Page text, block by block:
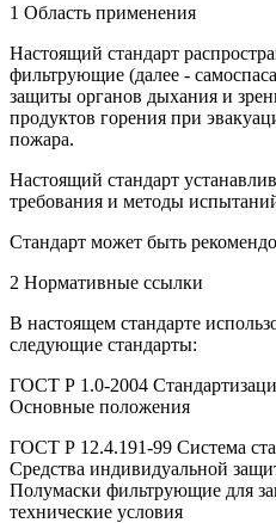
1 Область применения
Настоящий стандарт
фильтрующие (далее -
защиты органов дыхания и
продуктов горения при
пожара.
Настоящий стандарт
требования и методы
Стандарт может быть
2 Нормативные ссылки
В настоящем стандарте
следующие стандарты:
ГОСТ Р 1.0-2004
Основные положения
ГОСТ Р 12.4.191-99 Система
Средства индивидуальной
Полумаски фильтрующие для
технические условия